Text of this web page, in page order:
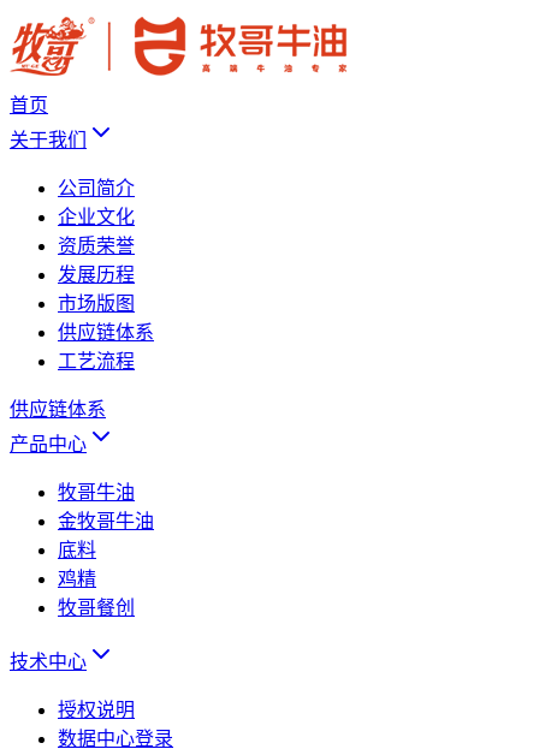
首页
关于我们
公司简介
企业文化
资质荣誉
发展历程
市场版图
供应链体系
工艺流程
供应链体系
产品中心
牧哥牛油
金牧哥牛油
底料
鸡精
牧哥餐创
技术中心
授权说明
数据中心登录